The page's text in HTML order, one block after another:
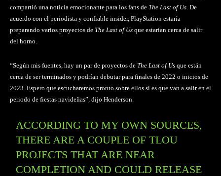
compartió una noticia emocionante para los fans de The Last of Us . De
acuerdo con el periodista y confiable insider, PlayStation estaría
preparando varios proyectos de The Last of Us que estarían cerca de salir
del horno.
“Según mis fuentes, hay un par de proyectos de The Last of Us que están
cerca de ser terminados y podrían debutar para finales de 2022 o inicios de
2023. Espero que escucharemos pronto sobre ellos si es que van a salir en el
periodo de fiestas navideñas”, dijo Henderson.
ACCORDING TO MY OWN SOURCES,
THERE ARE A COUPLE OF TLOU
PROJECTS THAT ARE NEAR
COMPLETION AND COULD RELEASE